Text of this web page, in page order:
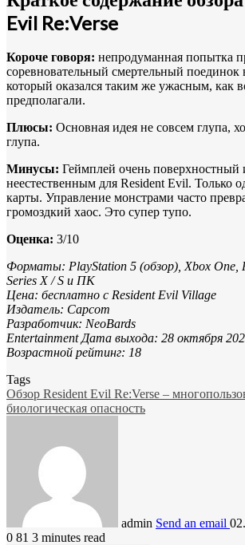
Evil Re:Verse
Короче говоря: непродуманная попытка
соревновательный смертельный поединок
который оказался таким же ужасным, как
предполагали.
Плюсы: Основная идея не совсем глупа,
глупа.
Минусы: Геймплей очень поверхностный
неестественным для Resident Evil. Только
карты. Управление монстрами часто
громоздкий хаос. Это супер тупо.
Оценка: 3/10
Форматы: PlayStation 5 (обзор), Xbox One,
Series X / S и ПК
Цена: бесплатно с Resident Evil Village
Издатель: Capcom
Разработчик: NeoBards
Entertainment Дата выхода: 28 октября
Возрастной рейтинг: 18
Tags
Обзор Resident Evil Re:Verse –
биологическая опасность
admin Send an email
0 81 3 minutes read